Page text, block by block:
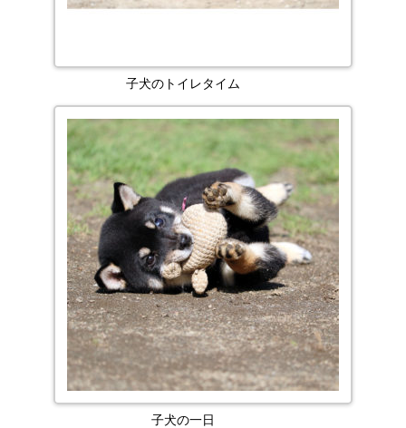
子犬のトイレタイム
子犬の一日